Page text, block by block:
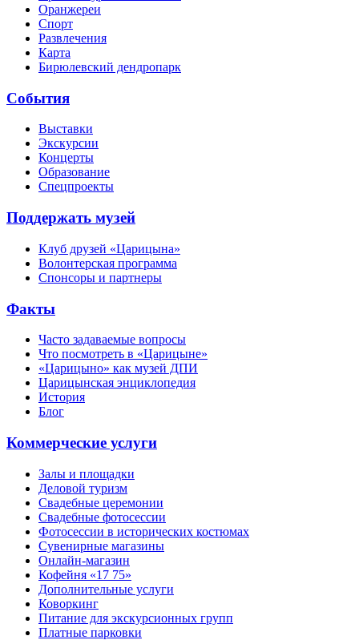
Оранжереи
Спорт
Развлечения
Карта
Бирюлевский дендропарк
События
Выставки
Экскурсии
Концерты
Образование
Спецпроекты
Поддержать музей
Клуб друзей «Царицына»
Волонтерская программа
Спонсоры и партнеры
Факты
Часто задаваемые вопросы
Что посмотреть в «Царицыне»
«Царицыно» как музей ДПИ
Царицынская энциклопедия
История
Блог
Коммерческие услуги
Залы и площадки
Деловой туризм
Свадебные церемонии
Свадебные фотосессии
Фотосессии в исторических костюмах
Сувенирные магазины
Онлайн-магазин
Кофейня «17 75»
Дополнительные услуги
Коворкинг
Питание для экскурсионных групп
Платные парковки